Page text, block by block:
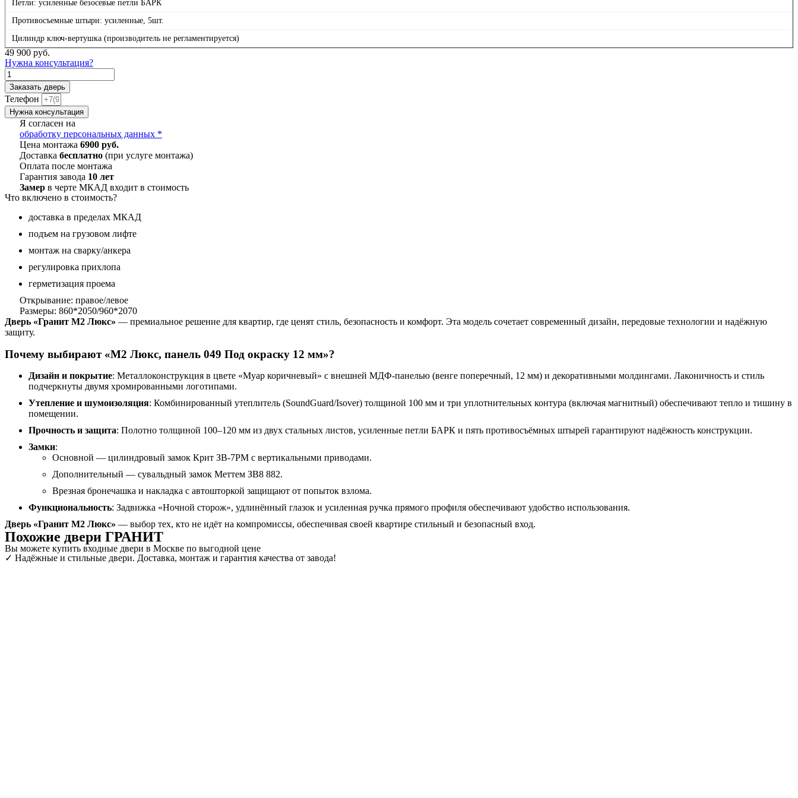
Петли: усиленные безосевые петли БАРК
Противосъемные штыри: усиленные, 5шт.
Цилиндр ключ-вертушка (производитель не регламентируется)
49 900 руб.
Нужна консультация?
Количество
товара
М2
Люкс,
панель
Под
окраску
Заказать дверь
Телефон
Нужна консультация
Я согласен на
обработку персональных данных *
Цена монтажа 6900 руб.
Доставка бесплатно (при услуге монтажа)
Оплата после монтажа
Гарантия завода 10 лет
Замер в черте МКАД входит в стоимость
Что включено в стоимость?
доставка в пределах МКАД
подъем на грузовом лифте
монтаж на сварку/анкера
регулировка прихлопа
герметизация проема
Открывание: правое/левое
Размеры: 860*2050/960*2070
Дверь «Гранит М2 Люкс» — премиальное решение для квартир, где ценят стиль, безопасность и комфорт. Эта модель сочетает современный дизайн, передовые технологии и надёжную
защиту.
Почему выбирают «М2 Люкс, панель 049 Под окраску 12 мм»?
Дизайн и покрытие: Металлоконструкция в цвете «Муар коричневый» с внешней МДФ-панелью (венге поперечный, 12 мм) и декоративными молдингами. Лаконичность и стиль
подчеркнуты двумя хромированными логотипами.
Утепление и шумоизоляция: Комбинированный утеплитель (SoundGuard/Isover) толщиной 100 мм и три уплотнительных контура (включая магнитный) обеспечивают тепло и тишину в
помещении.
Прочность и защита: Полотно толщиной 100–120 мм из двух стальных листов, усиленные петли БАРК и пять противосъёмных штырей гарантируют надёжность конструкции.
Замки:
Основной — цилиндровый замок Крит ЗВ-7РМ с вертикальными приводами.
Дополнительный — сувальдный замок Меттем ЗВ8 882.
Врезная бронечашка и накладка с автошторкой защищают от попыток взлома.
Функциональность: Задвижка «Ночной сторож», удлинённый глазок и усиленная ручка прямого профиля обеспечивают удобство использования.
Дверь «Гранит М2 Люкс» — выбор тех, кто не идёт на компромиссы, обеспечивая своей квартире стильный и безопасный вход.
Похожие двери ГРАНИТ
Вы можете купить входные двери в Москве по выгодной цене
✓ Надёжные и стильные двери. Доставка, монтаж и гарантия качества от завода!